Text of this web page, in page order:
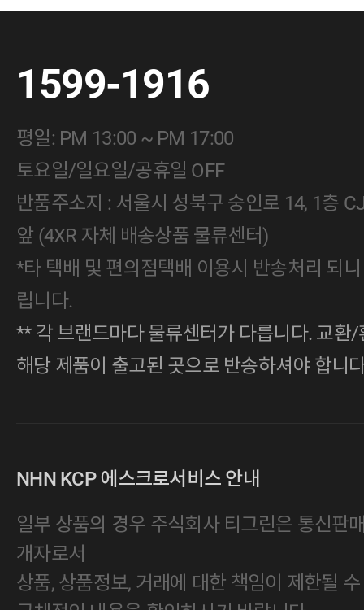
1599-1916
평일: PM 13:00 ~ PM 17:00
토요일/일요일/공휴일 OFF
반품주소지 : 서울시 성북구 숭인로 14, 1층
앞 (4XR 자체 배송상품 물류센터)
*타 택배 및 편의점택배 이용시 반송처리 되
립니다.
** 각 브랜드마다 물류센터가 다릅니다. 교환
해당 제품이 출고된 곳으로 반송하셔야 합니
NHN KCP 에스크로서비스 안내
일부 상품의 경우 주식회사 티그린은 통신판
개자로서
상품, 상품정보, 거래에 대한 책임이 제한될